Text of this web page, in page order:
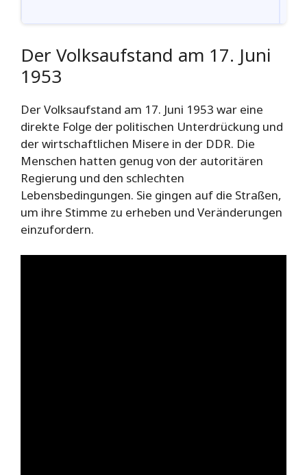
Der Volksaufstand am 17. Juni
1953
Der Volksaufstand am 17. Juni 1953 war eine
direkte Folge der politischen Unterdrückung und
der wirtschaftlichen Misere in der DDR. Die
Menschen hatten genug von der autoritären
Regierung und den schlechten
Lebensbedingungen. Sie gingen auf die Straßen,
um ihre Stimme zu erheben und Veränderungen
einzufordern.